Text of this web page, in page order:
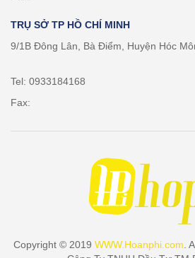
TRỤ SỞ TP HỒ CHÍ MINH
9/1B Đông Lân, Bà Điểm, Huyện Hóc
Tel: 0933184168
Fax:
Copyright © 2019 WWW.Hoanphi.com.